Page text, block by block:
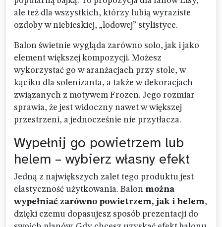
ale też dla wszystkich, którzy lubią wyraziste
ozdoby w niebieskiej, „lodowej” stylistyce.
Balon świetnie wygląda zarówno solo, jak i jako
element większej kompozycji. Możesz
wykorzystać go w aranżacjach przy stole, w
kąciku dla solenizanta, a także w dekoracjach
związanych z motywem Frozen. Jego rozmiar
sprawia, że jest widoczny nawet w większej
przestrzeni, a jednocześnie nie przytłacza.
Wypełnij go powietrzem lub
helem – wybierz własny efekt
Jedną z największych zalet tego produktu jest
elastyczność użytkowania. Balon można
wypełniać zarówno powietrzem, jak i helem,
dzięki czemu dopasujesz sposób prezentacji do